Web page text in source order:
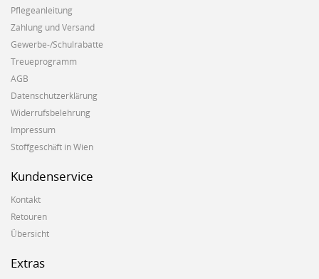
Pflegeanleitung
Zahlung und Versand
Gewerbe-/Schulrabatte
Treueprogramm
AGB
Datenschutzerklärung
Widerrufsbelehrung
Impressum
Stoffgeschäft in Wien
Kundenservice
Kontakt
Retouren
Übersicht
Extras